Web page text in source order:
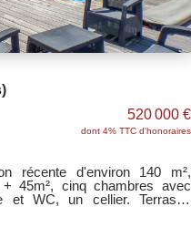
520 000 €
dont 4% TTC d'honoraires
45m², cinq chambres avec
et WC, un cellier. Terrasse